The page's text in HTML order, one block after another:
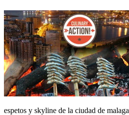
espetos y skyline de la ciudad de malaga